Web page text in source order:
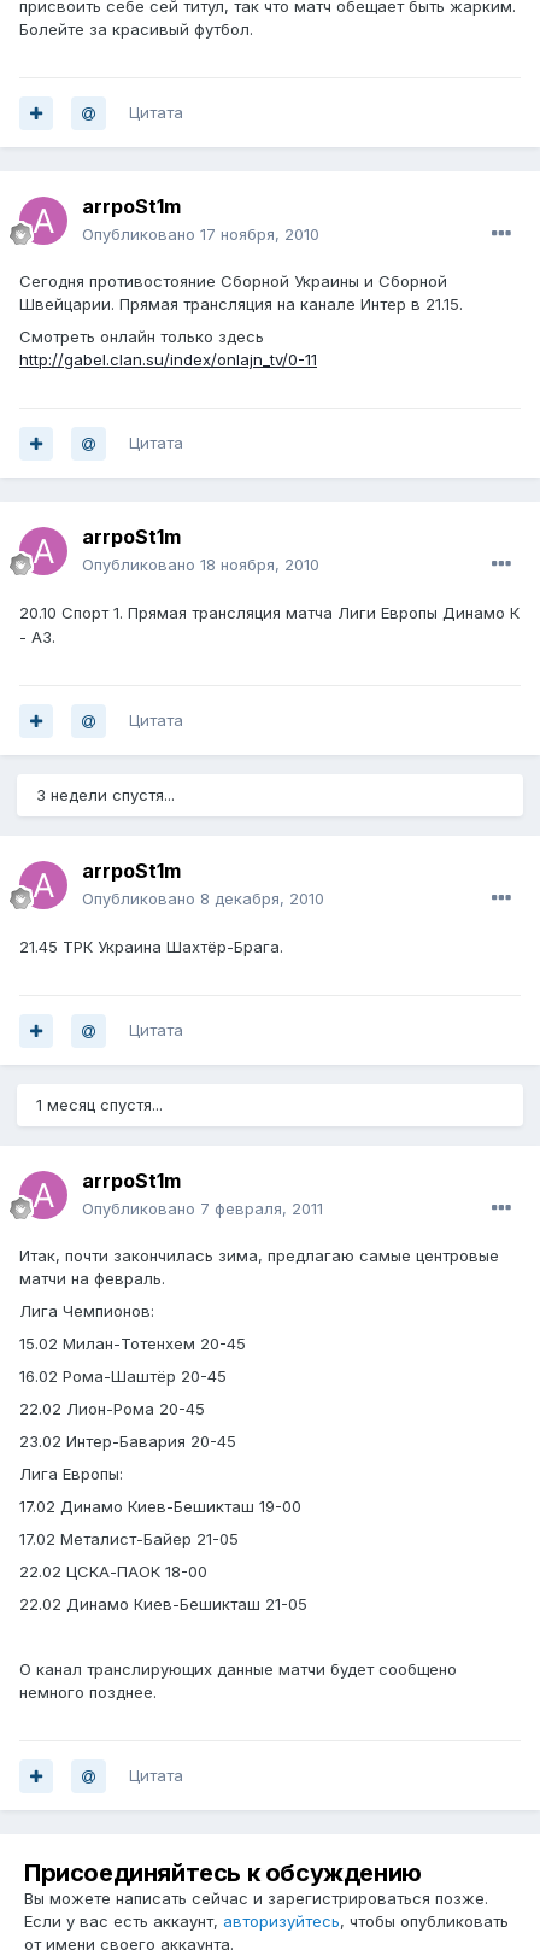
присвоить себе сей титул, так что матч обещает быть жарким.
Болейте за красивый футбол.
Цитата
arrpoSt1m
Опубликовано 17 ноября, 2010
Сегодня противостояние Сборной Украины и Сборной
Швейцарии. Прямая трансляция на канале Интер в 21.15.
Смотреть онлайн только здесь
http://gabel.clan.su/index/onlajn_tv/0-11
Цитата
arrpoSt1m
Опубликовано 18 ноября, 2010
20.10 Спорт 1. Прямая трансляция матча Лиги Европы Динамо К
- АЗ.
Цитата
3 недели спустя...
arrpoSt1m
Опубликовано 8 декабря, 2010
21.45 ТРК Украина Шахтёр-Брага.
Цитата
1 месяц спустя...
arrpoSt1m
Опубликовано 7 февраля, 2011
Итак, почти закончилась зима, предлагаю самые центровые
матчи на февраль.
Лига Чемпионов:
15.02 Милан-Тотенхем 20-45
16.02 Рома-Шаштёр 20-45
22.02 Лион-Рома 20-45
23.02 Интер-Бавария 20-45
Лига Европы:
17.02 Динамо Киев-Бешикташ 19-00
17.02 Металист-Байер 21-05
22.02 ЦСКА-ПАОК 18-00
22.02 Динамо Киев-Бешикташ 21-05
О канал транслирующих данные матчи будет сообщено
немного позднее.
Цитата
Присоединяйтесь к обсуждению
Вы можете написать сейчас и зарегистрироваться позже.
Если у вас есть аккаунт, авторизуйтесь, чтобы опубликовать
от имени своего аккаунта.